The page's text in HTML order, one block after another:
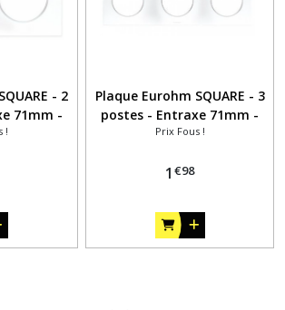
- 2
71mm -
!
Plaque Eurohm SQUARE - 3
postes - Entraxe 71mm -
Blanc
Prix Fous !
1 €98